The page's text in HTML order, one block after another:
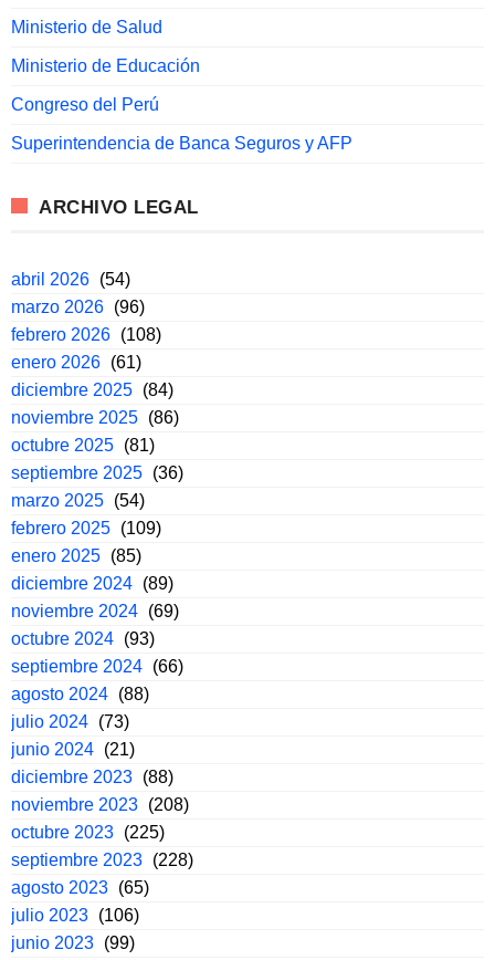
Ministerio de Salud
Ministerio de Educación
Congreso del Perú
Superintendencia de Banca Seguros y AFP
ARCHIVO LEGAL
abril 2026 (54)
marzo 2026 (96)
febrero 2026 (108)
enero 2026 (61)
diciembre 2025 (84)
noviembre 2025 (86)
octubre 2025 (81)
septiembre 2025 (36)
marzo 2025 (54)
febrero 2025 (109)
enero 2025 (85)
diciembre 2024 (89)
noviembre 2024 (69)
octubre 2024 (93)
septiembre 2024 (66)
agosto 2024 (88)
julio 2024 (73)
junio 2024 (21)
diciembre 2023 (88)
noviembre 2023 (208)
octubre 2023 (225)
septiembre 2023 (228)
agosto 2023 (65)
julio 2023 (106)
junio 2023 (99)